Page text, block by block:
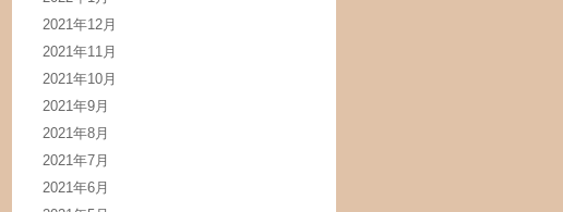
2021年12月
2021年11月
2021年10月
2021年9月
2021年8月
2021年7月
2021年6月